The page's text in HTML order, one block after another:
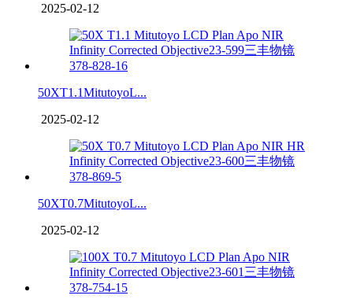
2025-02-12
50XT1.1MitutoyoL...
2025-02-12
50XT0.7MitutoyoL...
2025-02-12